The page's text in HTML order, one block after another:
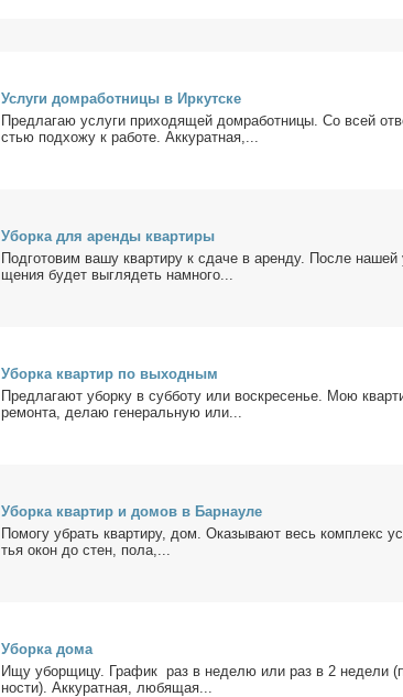
Услу­ги дом­ра­бот­ни­цы в Ир­кут­ске
Пред­ла­гаю услу­ги при­хо­дя­щей дом­ра­бот­ни­цы. Со всей
стью под­хо­жу к ра­бо­те. Ак­ку­рат­ная,...
Убор­ка для арен­ды квар­ти­ры
Под­го­то­вим ва­шу квар­ти­ру к сда­че в арен­ду. По­сле
ще­ния бу­дет вы­гля­деть на­мно­го...
Убор­ка квар­тир по вы­ход­ным
Пред­ла­га­ют убор­ку в суб­бо­ту или вос­кре­се­нье. Мою
ре­мон­та, де­лаю ге­не­раль­ную или...
Убор­ка квар­тир и до­мов в Бар­нау­ле
По­мо­гу убрать квар­ти­ру, дом. Ока­зы­ва­ют весь ком­плекс
тья окон до стен, по­ла,...
Убор­ка до­ма
Ищу убор­щи­цу. Гра­фик раз в неде­лю или раз в 2 неде­ли
но­сти). Ак­ку­рат­ная, лю­бя­щая...